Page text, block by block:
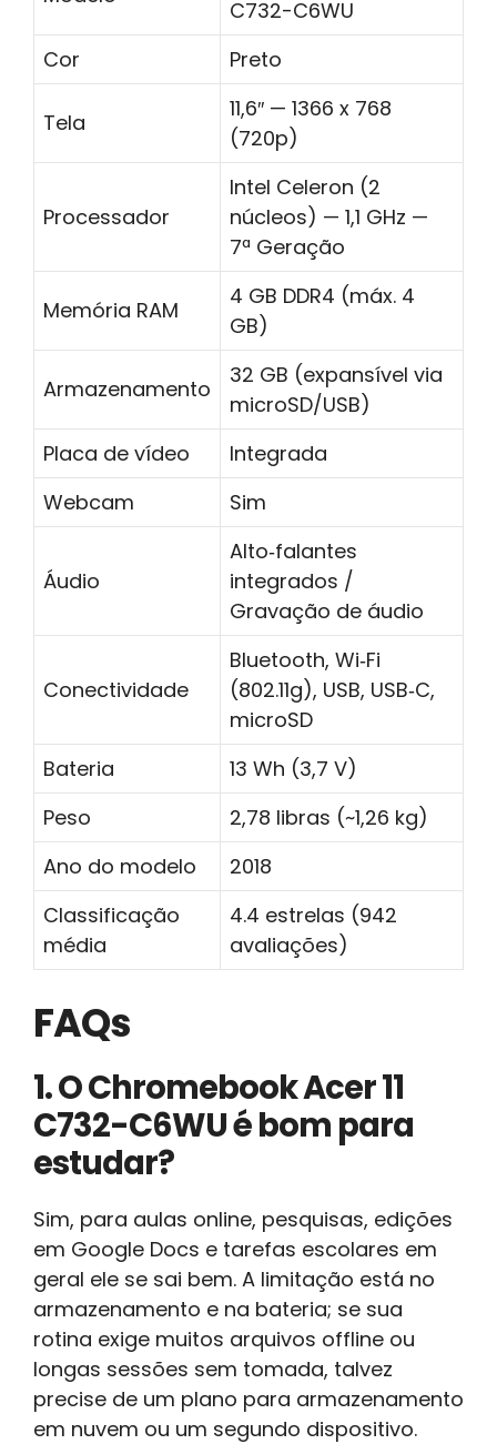
C732-C6WU
Cor
Preto
Tela
11,6″ — 1366 x 768
(720p)
Processador
Intel Celeron (2
núcleos) — 1,1 GHz —
7ª Geração
Memória RAM
4 GB DDR4 (máx. 4
GB)
Armazenamento
32 GB (expansível via
microSD/USB)
Placa de vídeo
Integrada
Webcam
Sim
Áudio
Alto‑falantes
integrados /
Gravação de áudio
Conectividade
Bluetooth, Wi‑Fi
(802.11g), USB, USB‑C,
microSD
Bateria
13 Wh (3,7 V)
Peso
2,78 libras (~1,26 kg)
Ano do modelo
2018
Classificação
média
4.4 estrelas (942
avaliações)
FAQs
1. O Chromebook Acer 11
C732-C6WU é bom para
estudar?
Sim, para aulas online, pesquisas, edições
em Google Docs e tarefas escolares em
geral ele se sai bem. A limitação está no
armazenamento e na bateria; se sua
rotina exige muitos arquivos offline ou
longas sessões sem tomada, talvez
precise de um plano para armazenamento
em nuvem ou um segundo dispositivo.